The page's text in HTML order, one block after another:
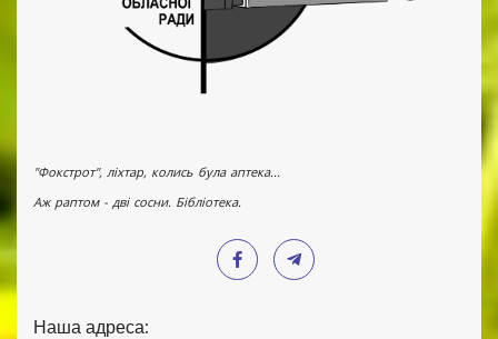
"Фокстрот", ліхтар, колись була аптека...
Аж раптом - дві сосни. Бібліотека.
Наша адреса: